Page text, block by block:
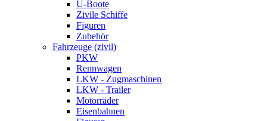
U-Boote
Zivile Schiffe
Figuren
Zubehör
Fahrzeuge (zivil)
PKW
Rennwagen
LKW - Zugmaschinen
LKW - Trailer
Motorräder
Eisenbahnen